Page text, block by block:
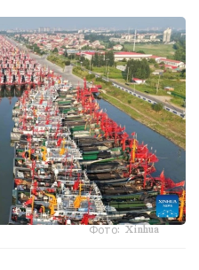
Фото: Xinhua